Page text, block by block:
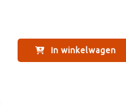
In winkelwagen